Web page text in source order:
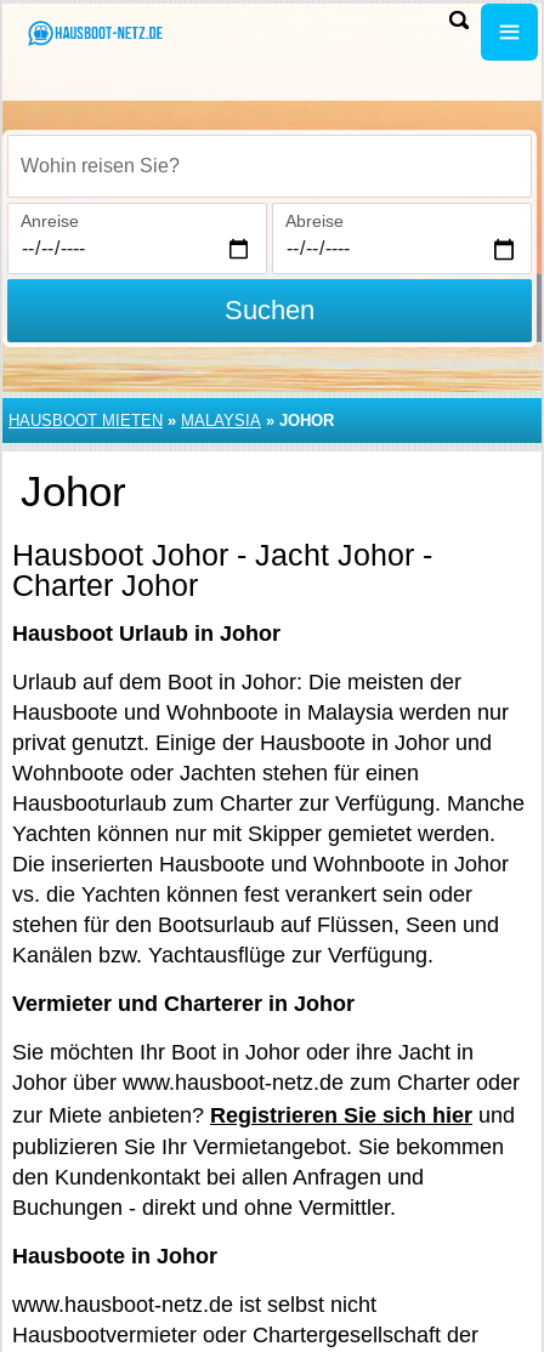
Wohin reisen Sie?
Anreise Abreise
Suchen
HAUSBOOT MIETEN » MALAYSIA » JOHOR
Johor
Hausboot Johor - Jacht Johor -
Charter Johor
Hausboot Urlaub in Johor
Urlaub auf dem Boot in Johor: Die meisten der
Hausboote und Wohnboote in Malaysia werden nur
privat genutzt. Einige der Hausboote in Johor und
Wohnboote oder Jachten stehen für einen
Hausbooturlaub zum Charter zur Verfügung. Manche
Yachten können nur mit Skipper gemietet werden.
Die inserierten Hausboote und Wohnboote in Johor
vs. die Yachten können fest verankert sein oder
stehen für den Bootsurlaub auf Flüssen, Seen und
Kanälen bzw. Yachtausflüge zur Verfügung.
Vermieter und Charterer in Johor
Sie möchten Ihr Boot in Johor oder ihre Jacht in
Johor über www.hausboot-netz.de zum Charter oder
zur Miete anbieten? Registrieren Sie sich hier und
publizieren Sie Ihr Vermietangebot. Sie bekommen
den Kundenkontakt bei allen Anfragen und
Buchungen - direkt und ohne Vermittler.
Hausboote in Johor
www.hausboot-netz.de ist selbst nicht
Hausbootvermieter oder Chartergesellschaft der